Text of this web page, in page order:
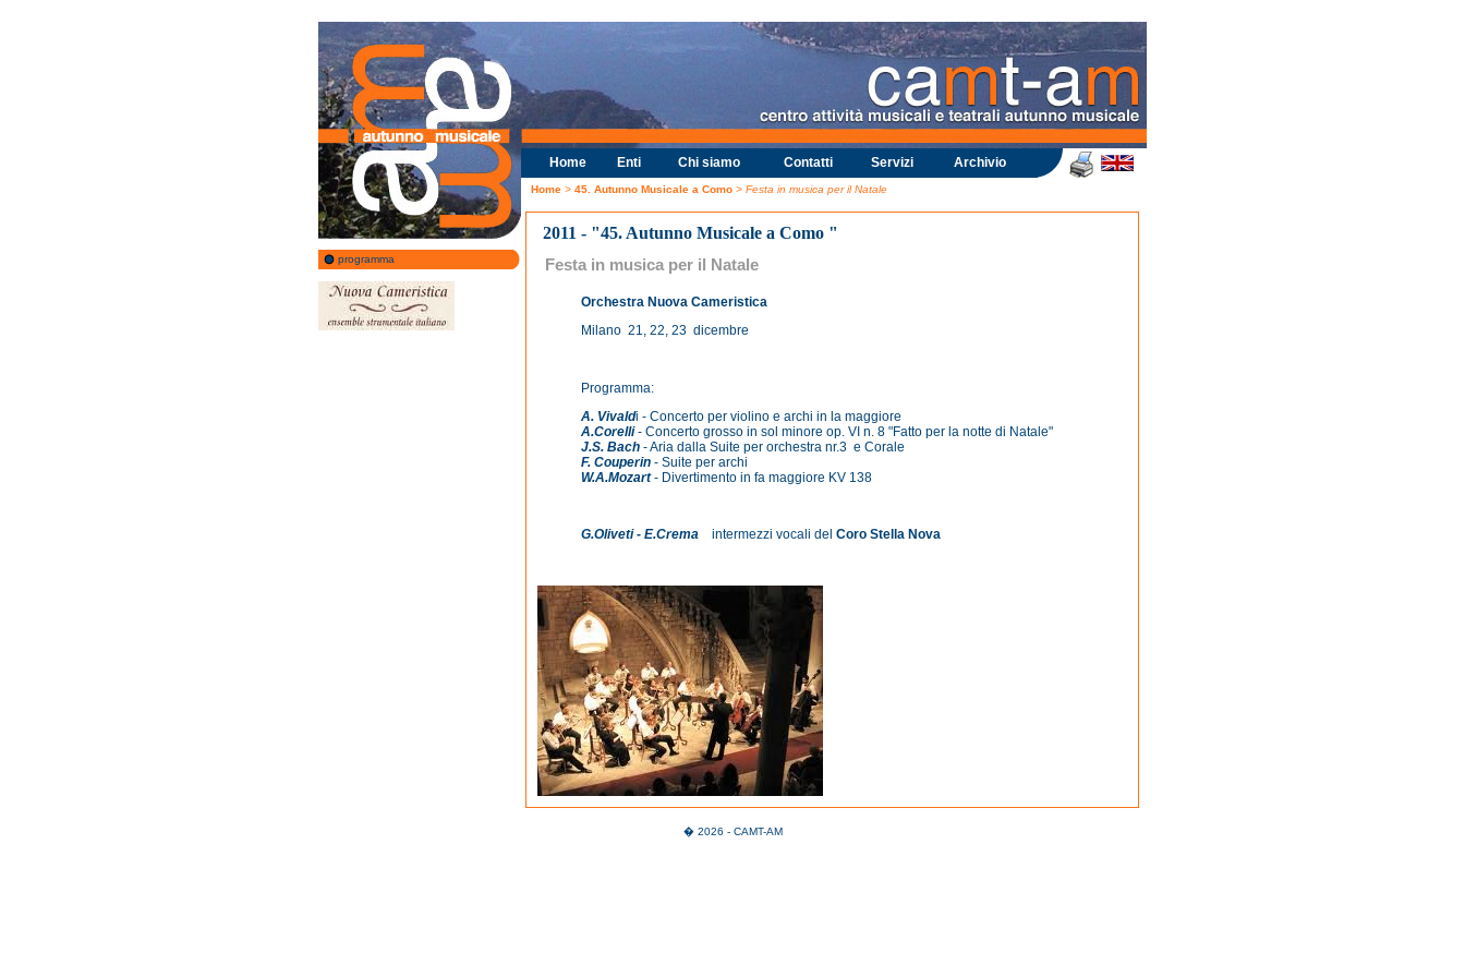
programma
Home Enti Chi siamo Contatti Servizi Archivio
Home > 45. Autunno Musicale a Como > Festa in musica per il Natale
2011 - "45. Autunno Musicale a Como "
Festa in musica per il Natale
Orchestra Nuova Cameristica
Milano 21, 22, 23 dicembre
Programma:
A. Vivaldi - Concerto per violino e archi in la maggiore
A.Corelli- Concerto grosso in sol minore op. VI n. 8 "Fatto per la notte di Natale"
J.S. Bach - Aria dalla Suite per orchestra nr.3 e Corale
F. Couperin - Suite per archi
W.A.Mozart- Divertimento in fa maggiore KV 138
G.Oliveti - E.Crema intermezzi vocali del Coro Stella Nova
� 2026 - CAMT-AM